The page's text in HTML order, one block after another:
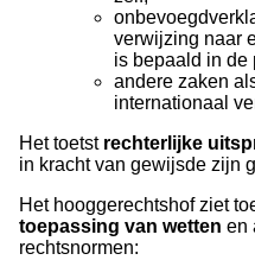
verwijzing naar
is bepaald in de
andere zaken
internationaal
Het toetst rechterlijke
in kracht van gewijsde zijn
Het hooggerechtshof ziet
toepassing van wetten en
rechtsnormen: